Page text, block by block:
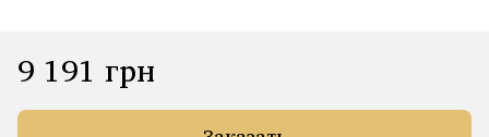
9 191 грн